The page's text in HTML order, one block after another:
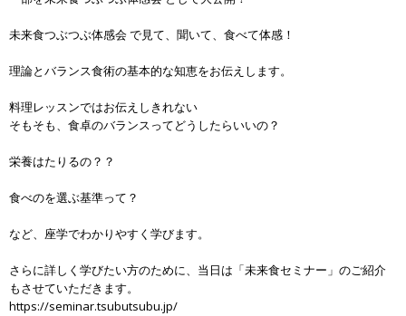
未来食つぶつぶ体感会 で見て、聞いて、食べて体感！
理論とバランス食術の基本的な知恵をお伝えします。
料理レッスンではお伝えしきれない
そもそも、食卓のバランスってどうしたらいいの？
栄養はたりるの？？
食べのを選ぶ基準って？
など、座学でわかりやすく学びます。
さらに詳しく学びたい方のために、当日は「未来食セミナー」のご紹介
もさせていただきます。
https://seminar.tsubutsubu.jp/